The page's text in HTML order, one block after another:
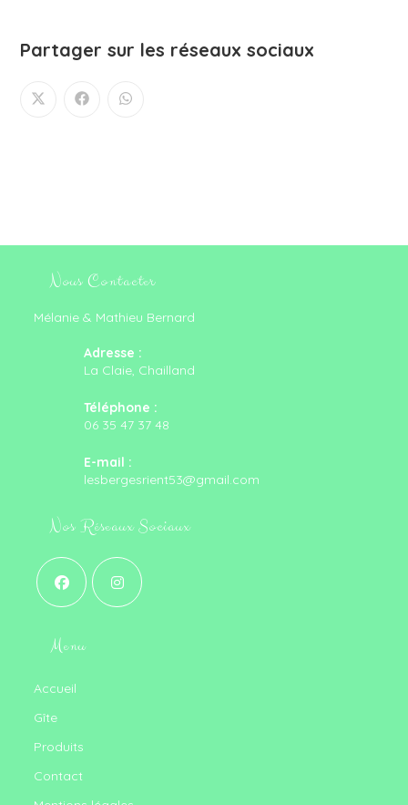
Partager sur les réseaux sociaux
Nous Contacter
Mélanie & Mathieu Bernard
Adresse :
La Claie, Chailland
Téléphone :
06 35 47 37 48
E-mail :
lesbergesrient53@gmail.com
Nos Réseaux Sociaux
un
onglet
Menu
Accueil
Gîte
Produits
Contact